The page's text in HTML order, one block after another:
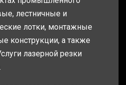
лестничные и
лотки, монтажные
конструкции, а также
лазерной резки